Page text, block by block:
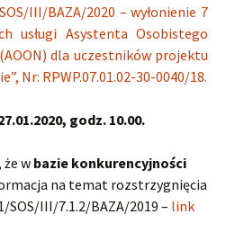
III/BAZA/2020 – wyłonienie 7
usługi Asystenta Osobistego
dla uczestników projektu
Nr: RPWP.07.01.02-30-0040/18.
godz. 10.00.
wbazie konkurencyjności
na temat rozstrzygnięcia
III/7.1.2/BAZA/2019 – link